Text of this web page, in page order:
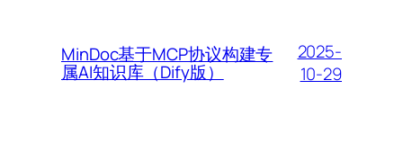
MinDoc基于MCP协议构建专
属AI知识库（Dify版）
2025-
10-29